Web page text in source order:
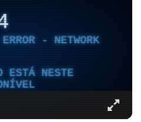
- NETWORK
ESTÁ NESTE